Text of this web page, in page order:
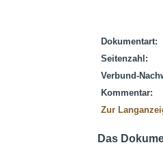
Dokumentart:
Seitenzahl:
Verbund-
Kommentar:
Zur
Das